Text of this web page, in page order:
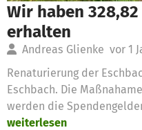
Wir haben
erhalten
Andreas Glienke vor 1
Renaturierung der
Eschbach. Die
werden die
weiterlesen